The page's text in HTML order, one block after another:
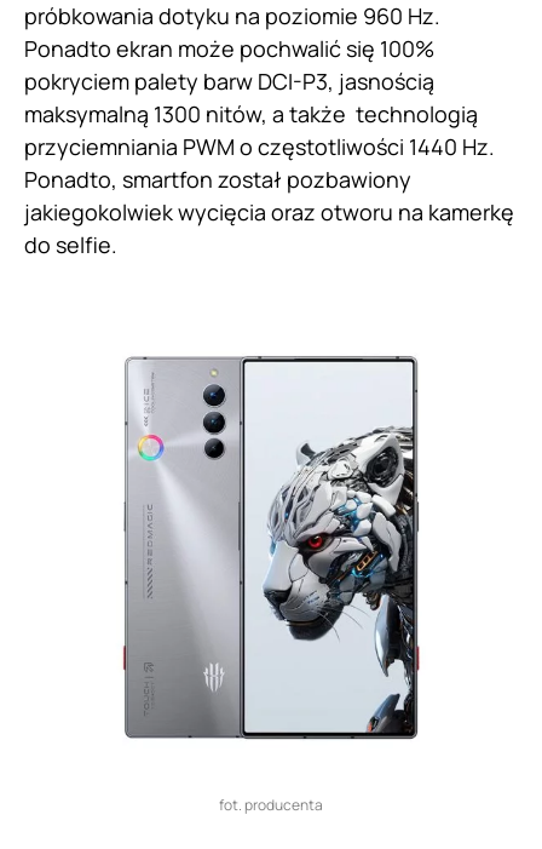
próbkowania dotyku na poziomie 960 Hz.
Ponadto ekran może pochwalić się 100%
pokryciem palety barw DCI-P3, jasnością
maksymalną 1300 nitów, a także technologią
przyciemniania PWM o częstotliwości 1440 Hz.
Ponadto, smartfon został pozbawiony
jakiegokolwiek wycięcia oraz otworu na kamerkę
do selfie.
fot. producenta